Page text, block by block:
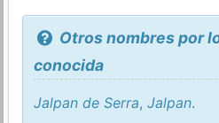
Otros nombres por
conocida
Jalpan de Serra,Jalpan.